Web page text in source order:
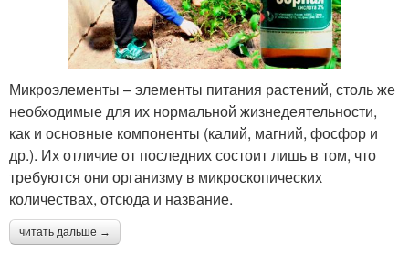
Микроэлементы – элементы питания растений, столь же
необходимые для их нормальной жизнедеятельности,
как и основные компоненты (калий, магний, фосфор и
др.). Их отличие от последних состоит лишь в том, что
требуются они организму в микроскопических
количествах, отсюда и название.
читать дальше →